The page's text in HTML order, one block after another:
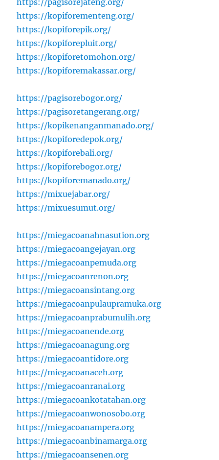
https://kopiforementeng.org/
https://kopiforepik.org/
https://kopiforepluit.org/
https://kopiforetomohon.org/
https://kopiforemakassar.org/
https://pagisorebogor.org/
https://pagisoretangerang.org/
https://kopikenanganmanado.org/
https://kopiforedepok.org/
https://kopiforebali.org/
https://kopiforebogor.org/
https://kopiforemanado.org/
https://mixuejabar.org/
https://mixuesumut.org/
https://miegacoanahnasution.org
https://miegacoangejayan.org
https://miegacoanpemuda.org
https://miegacoanrenon.org
https://miegacoansintang.org
https://miegacoanpulaupramuka.org
https://miegacoanprabumulih.org
https://miegacoanende.org
https://miegacoanagung.org
https://miegacoantidore.org
https://miegacoanaceh.org
https://miegacoanranai.org
https://miegacoankotatahan.org
https://miegacoanwonosobo.org
https://miegacoanampera.org
https://miegacoanbinamarga.org
https://miegacoansenen.org